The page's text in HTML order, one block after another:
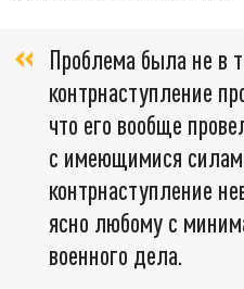
Проблема была не в
контрнаступление
что его вообще
с имеющимися
контрнаступление
ясно любому с
военного дела.